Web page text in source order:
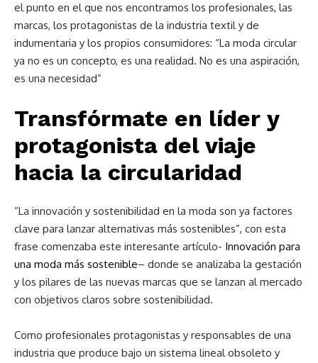
el punto en el que nos encontramos los profesionales, las
marcas, los protagonistas de la industria textil y de
indumentaria y los propios consumidores: “La moda circular
ya no es un concepto, es una realidad. No es una aspiración,
es una necesidad”
Transfórmate en líder y
protagonista del viaje
hacia la circularidad
“La innovación y sostenibilidad en la moda son ya factores
clave para lanzar alternativas más sostenibles”, con esta
frase comenzaba este interesante artículo- Innovación para
una moda más sostenible– donde se analizaba la gestación
y los pilares de las nuevas marcas que se lanzan al mercado
con objetivos claros sobre sostenibilidad.
Como profesionales protagonistas y responsables de una
industria que produce bajo un sistema lineal obsoleto y